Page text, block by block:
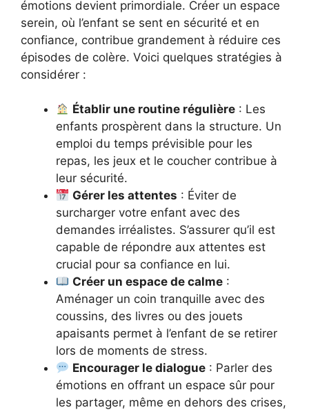
émotions devient primordiale. Créer un espace
serein, où l’enfant se sent en sécurité et en
confiance, contribue grandement à réduire ces
épisodes de colère. Voici quelques stratégies à
considérer :
Établir une routine régulière : Les
enfants prospèrent dans la structure. Un
emploi du temps prévisible pour les
repas, les jeux et le coucher contribue à
leur sécurité.
Gérer les attentes : Éviter de
surcharger votre enfant avec des
demandes irréalistes. S’assurer qu’il est
capable de répondre aux attentes est
crucial pour sa confiance en lui.
Créer un espace de calme :
Aménager un coin tranquille avec des
coussins, des livres ou des jouets
apaisants permet à l’enfant de se retirer
lors de moments de stress.
Encourager le dialogue : Parler des
émotions en offrant un espace sûr pour
les partager, même en dehors des crises,